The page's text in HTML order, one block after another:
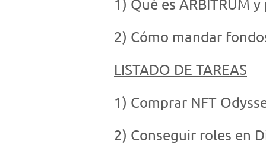
1) Qué es ARBITRUM
2) Cómo mandar
LISTADO DE TAREAS
1) Comprar NFT
2) Conseguir roles en